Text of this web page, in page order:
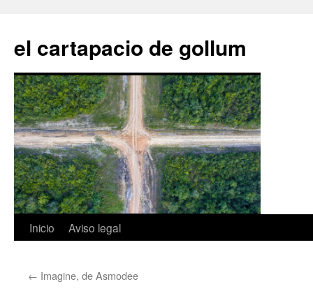
contenido
el cartapacio de gollum
Inicio Aviso legal
← Imagine, de Asmodee